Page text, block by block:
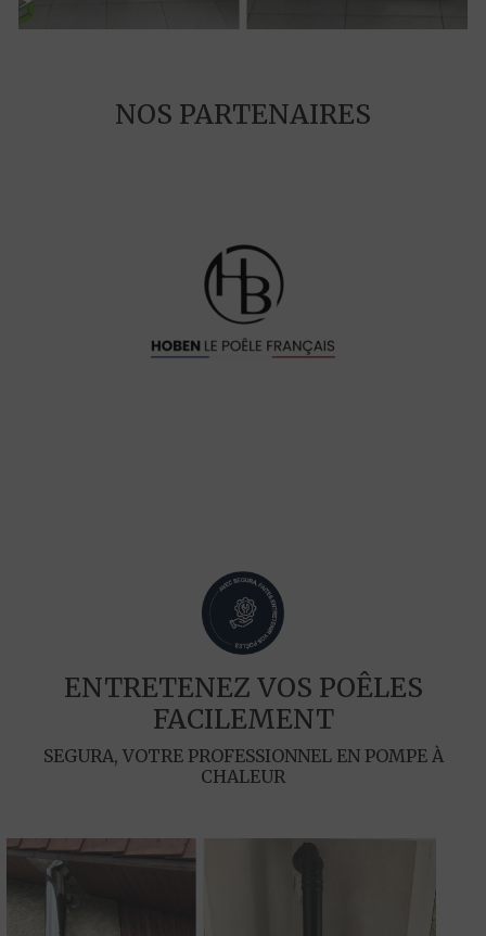
NOS PARTENAIRES
ENTRETENEZ VOS POÊLES
FACILEMENT
SEGURA, VOTRE PROFESSIONNEL EN POMPE À
CHALEUR